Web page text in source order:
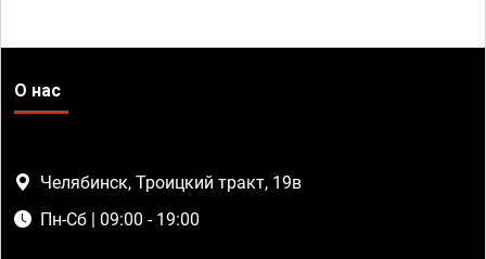
О нас
Челябинск, Троицкий тракт, 19в
Пн-Сб | 09:00 - 19:00